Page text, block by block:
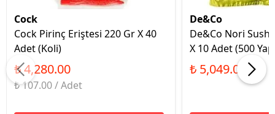
Cock
Cock Pirinç Eriştesi 220 Gr X 40
Adet (Koli)
₺ 4,280.00
₺ 107.00 / Adet
De&Co
De&Co Nori
X 10 Adet (500
₺ 5,049.00